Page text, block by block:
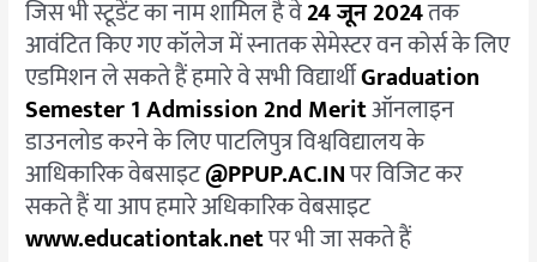
जिस भी स्टूडेंट का नाम शामिल है वे24 जून 2024तक
आवंटित किए गए कॉलेज में स्नातक सेमेस्टर वन कोर्स के लिए
एडमिशन ले सकते हैं हमारे वे सभी विद्यार्थीGraduation
Semester 1 Admission 2nd Meritऑनलाइन
डाउनलोड करने के लिए पाटलिपुत्र विश्वविद्यालय के
आधिकारिक वेबसाइट@PPUP.AC.INपर विजिट कर
सकते हैं या आप हमारे अधिकारिक वेबसाइट
www.educationtak.netपर भी जा सकते हैं